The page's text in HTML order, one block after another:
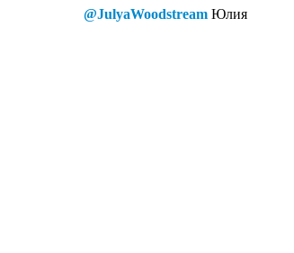
@JulyaWoodstream Юлия